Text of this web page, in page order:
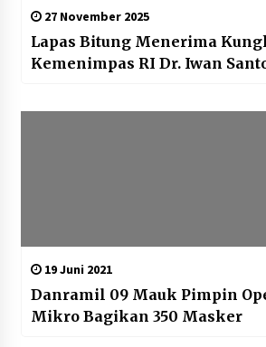
27 November 2025
Lapas Bitung Menerima
Kemenimpas RI Dr. Iwan
19 Juni 2021
Danramil 09 Mauk Pimpin
Mikro Bagikan 350 Masker